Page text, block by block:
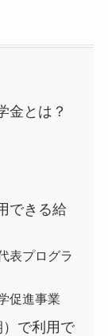
金とは？
できる給
表プログラ
促進事業
で利用で